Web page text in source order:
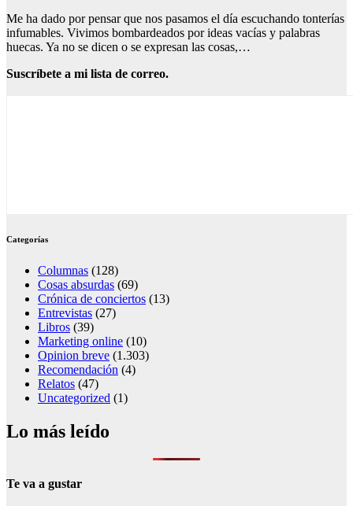
Me ha dado por pensar que nos pasamos el día escuchando tonterías
infumables. Vivimos bombardeados por ideas vacías y palabras
huecas. Ya no se dicen o se expresan las cosas,…
Suscríbete a mi lista de correo.
Categorías
Columnas (128)
Cosas absurdas (69)
Crónica de conciertos (13)
Entrevistas (27)
Libros (39)
Marketing online (10)
Opinion breve (1.303)
Recomendación (4)
Relatos (47)
Uncategorized (1)
Lo más leído
Te va a gustar